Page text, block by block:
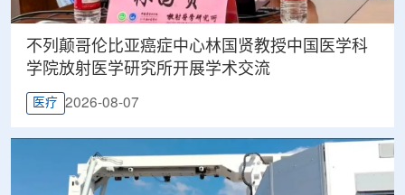
不列颠哥伦比亚癌症中心林国贤教授中国医学科
学院放射医学研究所开展学术交流
医疗 2026-08-07